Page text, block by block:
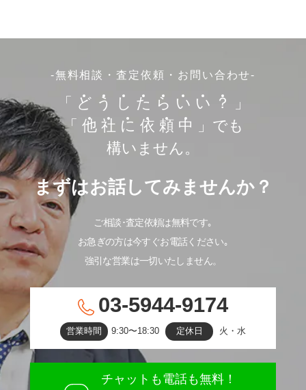
-無料相談・査定依頼・お問い合わせ-
「 ど う し た ら い い ？
」
「 他 社 に 依 頼 中 」でも
構いません。
まずはお話してみませんか？
ご相談･査定依頼は無料です｡
お急ぎの方は今すぐお電話ください｡
強引な営業は一切いたしません。
03-5944-9174
営業時間 9:30〜18:30 定休日 火・水
チャットも電話も無料！